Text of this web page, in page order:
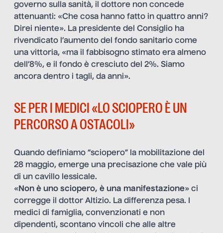
governo sulla sanità, il dottore non concede
attenuanti: «Che cosa hanno fatto in quattro anni?
Direi niente». La presidente del Consiglio ha
rivendicato l’aumento del fondo sanitario come
una vittoria, «ma il fabbisogno stimato era almeno
dell’8%, e il fondo è cresciuto del 2%. Siamo
ancora dentro i tagli, da anni».
SE PER I MEDICI «LO SCIOPERO È UN
PERCORSO A OSTACOLI»
Quando definiamo “sciopero” la mobilitazione del
28 maggio, emerge una precisazione che vale più
di un cavillo lessicale.
«Non è uno sciopero, è una manifestazione» ci
corregge il dottor Altizio. La differenza pesa. I
medici di famiglia, convenzionati e non
dipendenti, scontano vincoli che alle altre